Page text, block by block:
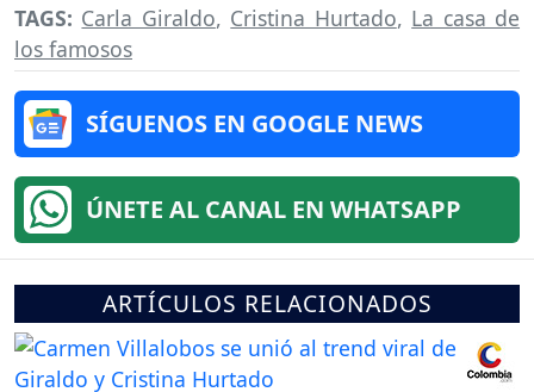
TAGS: Carla Giraldo, Cristina Hurtado, La casa de
los famosos
SÍGUENOS EN GOOGLE NEWS
ÚNETE AL CANAL EN WHATSAPP
ARTÍCULOS RELACIONADOS